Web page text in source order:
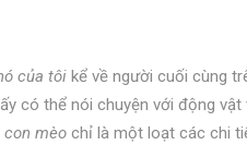
của tôi kể về người cuối cùng
có thể nói chuyện với động
mèo chỉ là một loạt các chi